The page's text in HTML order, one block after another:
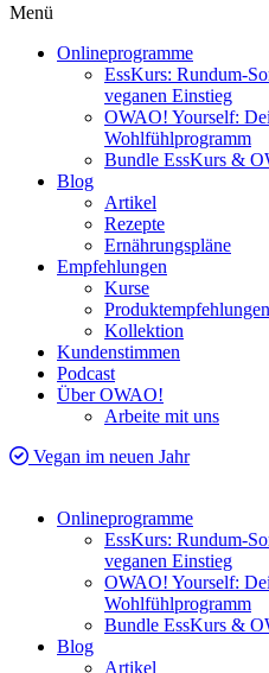
Menü
Onlineprogramme
EssKurs: Rundum-
veganen Einstieg
OWAO! Yourself:
Wohlfühlprogramm
Bundle EssKurs &
Blog
Artikel
Rezepte
Ernährungspläne
Empfehlungen
Kurse
Produktempfehlungen
Kollektion
Kundenstimmen
Podcast
Über OWAO!
Arbeite mit uns
Vegan im neuen Jahr
Onlineprogramme
EssKurs: Rundum-
veganen Einstieg
OWAO! Yourself:
Wohlfühlprogramm
Bundle EssKurs &
Blog
Artikel